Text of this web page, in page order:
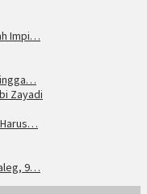
Impi…
Harus…
9…